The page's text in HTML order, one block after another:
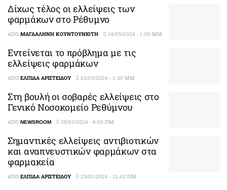
Δίχως τέλος οι ελλείψεις των
φαρμάκων στο Ρέθυμνο
ΑΠΌ ΜΑΓΔΑΛΗΝΉ ΚΟΥΝΤΟΥΝΙΏΤΗ 16/05/2024 - 1:00 ΜΜ
Εντείνεται το πρόβλημα με τις
ελλείψεις φαρμάκων
ΑΠΌ ΕΛΠΊΔΑ ΑΡΙΣΤΕΊΔΟΥ 21/03/2024 - 1:30 ΜΜ
Στη βουλή οι σοβαρές ελλείψεις στο
Γενικό Νοσοκομείο Ρεθύμνου
ΑΠΌ NEWSROOM 08/03/2024 - 8:00 ΠΜ
Σημαντικές ελλείψεις αντιβιοτικών
και αναπνευστικών φαρμάκων στα
φαρμακεία
ΑΠΌ ΕΛΠΊΔΑ ΑΡΙΣΤΕΊΔΟΥ 23/01/2024 - 11:42 ΠΜ